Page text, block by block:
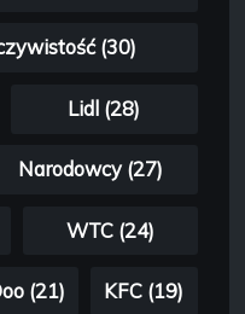
(30)
Lidl (28)
Narodowcy (27)
WTC (24)
(21) KFC (19)